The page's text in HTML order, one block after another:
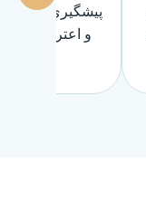
پیشگیری از
و اعتراضات